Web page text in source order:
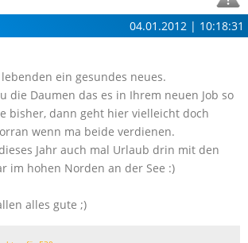
04.01.2012 | 10:18:31
ein gesundes neues.
die Daumen das es in Ihrem neuen Job so
bisher, dann geht hier vielleicht doch
wenn ma beide verdienen.
Jahr auch mal Urlaub drin mit den
im hohen Norden an der See :)
alles gute ;)